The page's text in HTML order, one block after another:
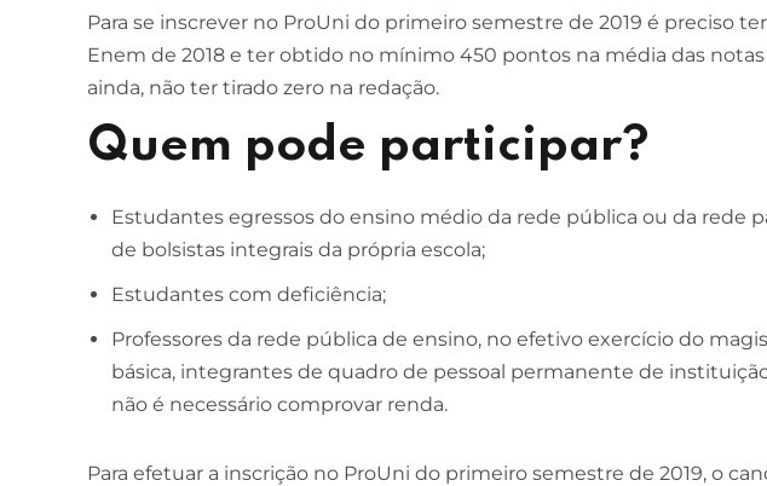
Para se inscrever no ProUni do primeiro semestre de 2019 é preciso
Enem de 2018 e ter obtido no mínimo 450 pontos na média das notas
ainda, não ter tirado zero na redação.
Quem pode participar?
Estudantes egressos do ensino médio da rede pública ou da rede
de bolsistas integrais da própria escola;
Estudantes com deficiência;
Professores da rede pública de ensino, no efetivo exercício do
básica, integrantes de quadro de pessoal permanente de
não é necessário comprovar renda.
Para efetuar a inscrição no ProUni do primeiro semestre de 2019, o